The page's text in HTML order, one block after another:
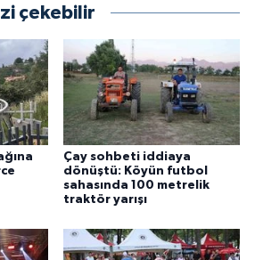
çekebilir
Çay sohbeti iddiaya
dönüştü: Köyün futbol
sahasında 100 metrelik
traktör yarışı